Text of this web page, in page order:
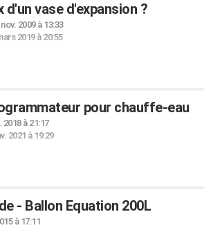
d'un vase d'expansion ?
nov. 2009 à 13:33
2019 à 20:55
pour chauffe-eau
2018 à 21:17
2021 à 19:29
- Ballon Equation 200L
à 17:11